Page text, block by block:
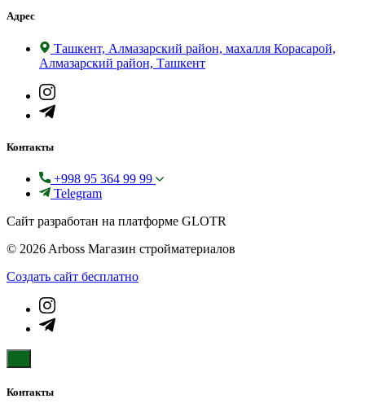
Адрес
Ташкент, Алмазарский район, махалля Корасарой,
Алмазарский район, Ташкент
Контакты
+998 95 364 99 99
Telegram
Сайт разработан на платформе GLOTR
© 2026 Arboss Магазин стройматериалов
Создать cайт бесплатно
Контакты